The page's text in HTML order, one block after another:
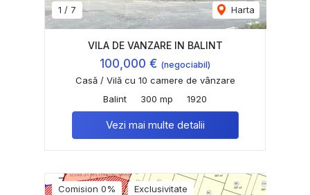
1 / 7 Harta
VILA DE VANZARE IN BALINT
100,000 € (negociabil)
Casă / Vilă cu 10 camere de vânzare
Balint
300 mp 1920
Vezi mai multe detalii
Comision 0% Exclusivitate